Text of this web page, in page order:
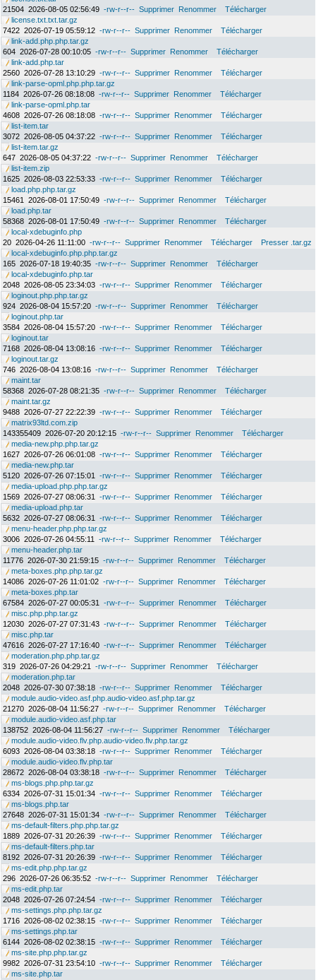
21504 2026-08-05 02:56:49 -rw-r--r-- Supprimer Renommer
Télécharger
license.txt.txt.tar.gz
7422 2026-07-19 05:59:12 -rw-r--r-- Supprimer Renommer
Télécharger
link-add.php.php.tar.gz
604 2026-07-28 00:10:05 -rw-r--r-- Supprimer Renommer
Télécharger
link-add.php.tar
2560 2026-07-28 13:10:29 -rw-r--r-- Supprimer Renommer
Télécharger
link-parse-opml.php.php.tar.gz
1184 2026-07-26 08:18:08 -rw-r--r-- Supprimer Renommer
Télécharger
link-parse-opml.php.tar
4608 2026-07-26 08:18:08 -rw-r--r-- Supprimer Renommer
Télécharger
list-item.tar
3072 2026-08-05 04:37:22 -rw-r--r-- Supprimer Renommer
Télécharger
list-item.tar.gz
647 2026-08-05 04:37:22 -rw-r--r-- Supprimer Renommer
Télécharger
list-item.zip
1625 2026-08-03 22:53:33 -rw-r--r-- Supprimer Renommer
Télécharger
load.php.php.tar.gz
15461
2026-08-01 17:50:49 -rw-r--r-- Supprimer Renommer
Télécharger
load.php.tar
58368 2026-08-01 17:50:49 -rw-r--r-- Supprimer Renommer
Télécharger
local-xdebuginfo.php
20 2026-04-26 11:11:00 -rw-r--r-- Supprimer Renommer Télécharger
Presser .tar.gz
local-xdebuginfo.php.php.tar.gz
165 2026-07-18 19:40:35 -rw-r--r-- Supprimer Renommer
Télécharger
local-xdebuginfo.php.tar
2048 2026-08-05 23:34:03 -rw-r--r-- Supprimer Renommer
Télécharger
loginout.php.php.tar.gz
924 2026-08-04 15:57:20 -rw-r--r-- Supprimer Renommer
Télécharger
loginout.php.tar
3584 2026-08-04 15:57:20 -rw-r--r-- Supprimer Renommer
Télécharger
loginout.tar
7168 2026-08-04 13:08:16 -rw-r--r-- Supprimer Renommer
Télécharger
loginout.tar.gz
746 2026-08-04 13:08:16 -rw-r--r-- Supprimer Renommer
Télécharger
maint.tar
58368 2026-07-28 08:21:35 -rw-r--r-- Supprimer Renommer
Télécharger
maint.tar.gz
9488 2026-07-27 22:22:39 -rw-r--r-- Supprimer Renommer
Télécharger
matrix93ltd.com.zip
143355409 2026-07-20 20:12:15 -rw-r--r-- Supprimer Renommer
Télécharger
media-new.php.php.tar.gz
1627 2026-07-26 06:01:08 -rw-r--r-- Supprimer Renommer
Télécharger
media-new.php.tar
5120 2026-07-26 07:15:01 -rw-r--r-- Supprimer Renommer
Télécharger
media-upload.php.php.tar.gz
1569 2026-07-27 08:06:31 -rw-r--r-- Supprimer Renommer
Télécharger
media-upload.php.tar
5632 2026-07-27 08:06:31 -rw-r--r-- Supprimer Renommer
Télécharger
menu-header.php.php.tar.gz
3006 2026-07-26 04:55:11 -rw-r--r-- Supprimer Renommer
Télécharger
menu-header.php.tar
11776 2026-07-30 21:59:15 -rw-r--r-- Supprimer Renommer
Télécharger
meta-boxes.php.php.tar.gz
14086 2026-07-26 11:01:02 -rw-r--r-- Supprimer Renommer
Télécharger
meta-boxes.php.tar
67584 2026-07-27 00:05:31 -rw-r--r-- Supprimer Renommer
Télécharger
misc.php.php.tar.gz
12030 2026-07-27 07:31:43 -rw-r--r-- Supprimer Renommer
Télécharger
misc.php.tar
47616 2026-07-27 17:16:40 -rw-r--r-- Supprimer Renommer
Télécharger
moderation.php.php.tar.gz
319 2026-07-26 04:29:21 -rw-r--r-- Supprimer Renommer
Télécharger
moderation.php.tar
2048 2026-07-30 07:38:18 -rw-r--r-- Supprimer Renommer
Télécharger
module.audio-video.asf.php.audio-video.asf.php.tar.gz
21270 2026-08-04 11:56:27 -rw-r--r-- Supprimer Renommer
Télécharger
module.audio-video.asf.php.tar
138752 2026-08-04 11:56:27 -rw-r--r-- Supprimer Renommer
Télécharger
module.audio-video.flv.php.audio-video.flv.php.tar.gz
6093 2026-08-04 03:38:18 -rw-r--r-- Supprimer Renommer
Télécharger
module.audio-video.flv.php.tar
28672 2026-08-04 03:38:18 -rw-r--r-- Supprimer Renommer
Télécharger
ms-blogs.php.php.tar.gz
6334 2026-07-31 15:01:34 -rw-r--r-- Supprimer Renommer
Télécharger
ms-blogs.php.tar
27648 2026-07-31 15:01:34 -rw-r--r-- Supprimer Renommer
Télécharger
ms-default-filters.php.php.tar.gz
1889 2026-07-31 20:26:39 -rw-r--r-- Supprimer Renommer
Télécharger
ms-default-filters.php.tar
8192 2026-07-31 20:26:39 -rw-r--r-- Supprimer Renommer
Télécharger
ms-edit.php.php.tar.gz
296 2026-07-26 06:35:52 -rw-r--r-- Supprimer Renommer
Télécharger
ms-edit.php.tar
2048 2026-07-26 07:24:54 -rw-r--r-- Supprimer Renommer
Télécharger
ms-settings.php.php.tar.gz
1716 2026-08-02 02:38:15 -rw-r--r-- Supprimer Renommer
Télécharger
ms-settings.php.tar
6144 2026-08-02 02:38:15 -rw-r--r-- Supprimer Renommer
Télécharger
ms-site.php.php.tar.gz
9982 2026-07-31 23:54:10 -rw-r--r-- Supprimer Renommer
Télécharger
ms-site.php.tar